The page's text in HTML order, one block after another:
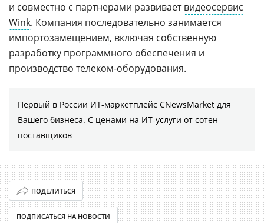
и совместно с партнерами развиваетвидеосервис
Wink. Компания последовательно занимается
импортозамещением, включая собственную
разработку программного обеспечения и
производство телеком-оборудования.
Первый в России ИТ-маркетплейс CNewsMarket для
Вашего бизнеса. С ценами на ИТ-услуги от сотен
поставщиков
ПОДЕЛИТЬСЯ
ПОДПИСАТЬСЯ НА НОВОСТИ